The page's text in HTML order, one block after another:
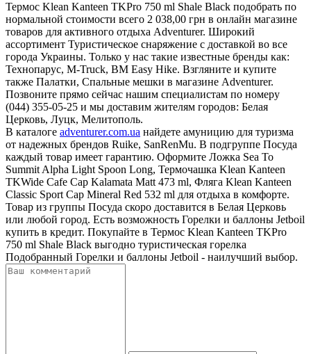
Термос Klean Kanteen TKPro 750 ml Shale Black подобрать по
нормальной стоимости всего 2 038,00 грн в онлайн магазине
товаров для активного отдыха Adventurer. Широкий
ассортимент Туристическое снаряжение с доставкой во все
города Украины. Только у нас такие известные бренды как:
Технопарус, M-Truck, BM Easy Hike. Взгляните и купите
также Палатки, Спальные мешки в магазине Adventurer.
Позвоните прямо сейчас нашим специалистам по номеру
(044) 355-05-25 и мы доставим жителям городов: Белая
Церковь, Луцк, Мелитополь.
В каталоге adventurer.com.ua найдете амуницию для туризма
от надежных брендов Ruike, SanRenMu. В подгруппе Посуда
каждый товар имеет гарантию. Оформите Ложка Sea To
Summit Alpha Light Spoon Long, Термочашка Klean Kanteen
TKWide Cafe Cap Kalamata Matt 473 ml, Фляга Klean Kanteen
Classic Sport Cap Mineral Red 532 ml для отдыха в комфорте.
Товар из группы Посуда скоро доставится в Белая Церковь
или любой город. Есть возможность Горелки и баллоны Jetboil
купить в кредит. Покупайте в Термос Klean Kanteen TKPro
750 ml Shale Black выгодно туристическая горелка
Подобранный Горелки и баллоны Jetboil - наилучший выбор.